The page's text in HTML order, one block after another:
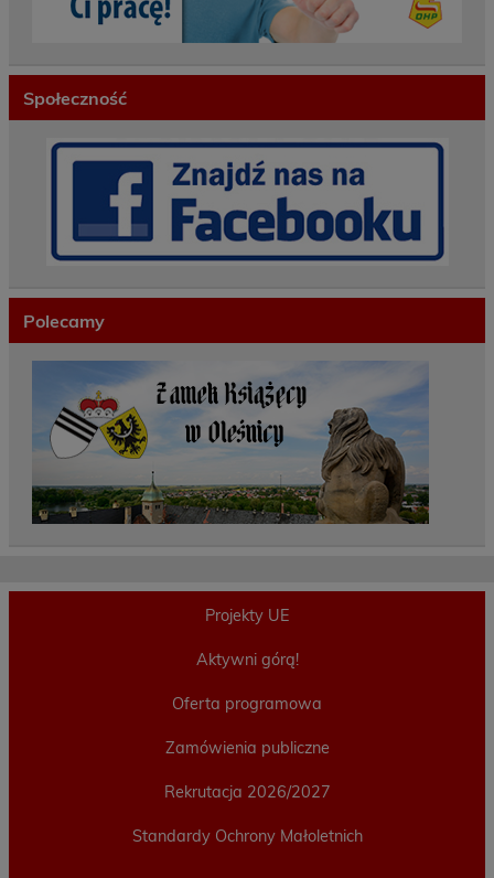
Społeczność
Polecamy
Projekty UE
Aktywni górą!
Oferta programowa
Zamówienia publiczne
Rekrutacja 2026/2027
Standardy Ochrony Małoletnich